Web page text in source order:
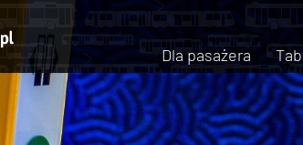
Dla pasażera